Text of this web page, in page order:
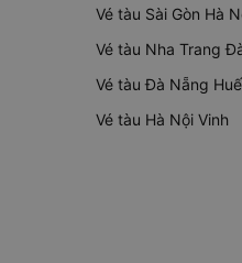
Vé tàu Sài Gòn Hà
Vé tàu Nha Trang
Vé tàu Đà Nẵng Huế
Vé tàu Hà Nội Vinh